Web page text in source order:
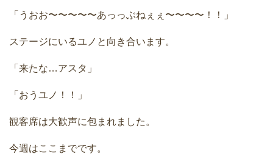
「うおお〜〜〜〜〜あっっぶねぇぇ〜〜〜〜！！」
ステージにいるユノと向き合います。
「来たな…アスタ」
「おうユノ！！」
観客席は大歓声に包まれました。
今週はここまでです。